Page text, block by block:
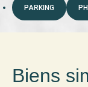
PARKING
Biens